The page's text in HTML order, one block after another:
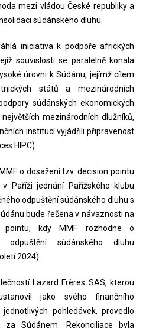
mezi vládou České republiky a
súdánského dluhu.
iniciativa k podpoře afrických
souvislosti se paralelně konala
úrovni k Súdánu, jejímž cílem
států a mezinárodních
súdánských ekonomických
mezinárodních dlužníků,
institucí vyjádřili připravenost
HIPC).
o dosažení tzv. decision pointu
Paříži jednání Pařížského klubu
odpuštění súdánského dluhu s
bude řešena v návaznosti na
pointu, kdy MMF rozhodne o
odpuštění súdánského dluhu
2024).
Lazard Frères SAS, kterou
jako svého finančního
pohledávek, provedlo
za Súdánem. Rekonciliace byla